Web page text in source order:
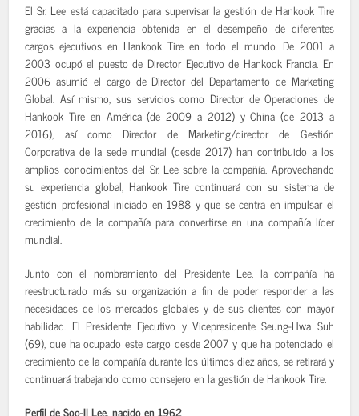
El Sr. Lee está capacitado para supervisar la gestión de Hankook Tire
gracias a la experiencia obtenida en el desempeño de diferentes
cargos ejecutivos en Hankook Tire en todo el mundo. De 2001 a
2003 ocupó el puesto de Director Ejecutivo de Hankook Francia. En
2006 asumió el cargo de Director del Departamento de Marketing
Global. Así mismo, sus servicios como Director de Operaciones de
Hankook Tire en América (de 2009 a 2012) y China (de 2013 a
2016), así como Director de Marketing/director de Gestión
Corporativa de la sede mundial (desde 2017) han contribuido a los
amplios conocimientos del Sr. Lee sobre la compañía. Aprovechando
su experiencia global, Hankook Tire continuará con su sistema de
gestión profesional iniciado en 1988 y que se centra en impulsar el
crecimiento de la compañía para convertirse en una compañía líder
mundial.
Junto con el nombramiento del Presidente Lee, la compañía ha
reestructurado más su organización a fin de poder responder a las
necesidades de los mercados globales y de sus clientes con mayor
habilidad. El Presidente Ejecutivo y Vicepresidente Seung-Hwa Suh
(69), que ha ocupado este cargo desde 2007 y que ha potenciado el
crecimiento de la compañía durante los últimos diez años, se retirará y
continuará trabajando como consejero en la gestión de Hankook Tire.
Perfil de Soo-Il Lee, nacido en 1962